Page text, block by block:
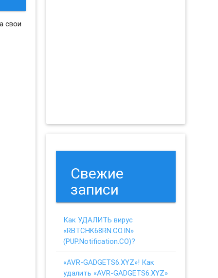
свои
Свежие
записи
Как УДАЛИТЬ вирус
«RBTCHK68RN.CO.IN»
(PUP.Notification.CO)?
«AVR-GADGETS6.XYZ»! Как
удалить «AVR-GADGETS6.XYZ»